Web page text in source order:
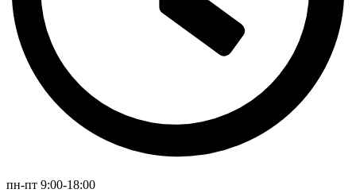
пн-пт 9:00-18:00